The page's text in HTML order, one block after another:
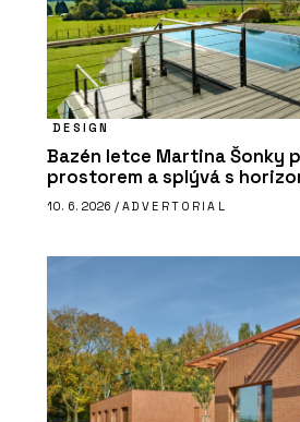
DESIGN
Bazén letce Martina Šonky
prostorem a splývá s
10. 6. 2026 / ADVERTORIAL